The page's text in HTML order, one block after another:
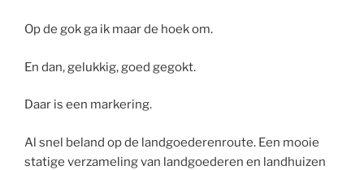
Op de gok ga ik maar de hoek om.
En dan, gelukkig, goed gegokt.
Daar is een markering.
Al snel beland op de landgoederenroute. Een mooie
statige verzameling van landgoederen en landhuizen